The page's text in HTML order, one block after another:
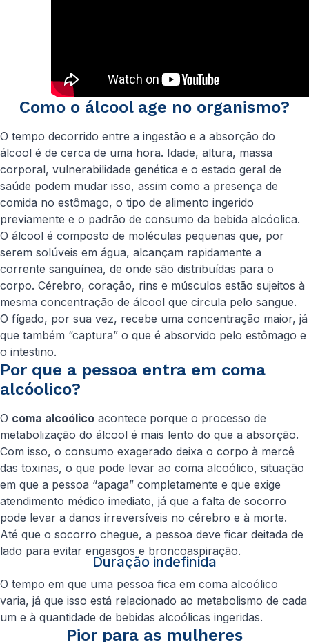
Como o álcool age no organismo?
O tempo decorrido entre a ingestão e a absorção do
álcool é de cerca de uma hora. Idade, altura, massa
corporal, vulnerabilidade genética e o estado geral de
saúde podem mudar isso, assim como a presença de
comida no estômago, o tipo de alimento ingerido
previamente e o padrão de consumo da bebida alcóolica.
O álcool é composto de moléculas pequenas que, por
serem solúveis em água, alcançam rapidamente a
corrente sanguínea, de onde são distribuídas para o
corpo. Cérebro, coração, rins e músculos estão sujeitos à
mesma concentração de álcool que circula pelo sangue.
O fígado, por sua vez, recebe uma concentração maior, já
que também “captura” o que é absorvido pelo estômago e
o intestino.
Por que a pessoa entra em coma
alcóolico?
O coma alcoólico acontece porque o processo de
metabolização do álcool é mais lento do que a absorção.
Com isso, o consumo exagerado deixa o corpo à mercê
das toxinas, o que pode levar ao coma alcoólico, situação
em que a pessoa “apaga” completamente e que exige
atendimento médico imediato, já que a falta de socorro
pode levar a danos irreversíveis no cérebro e à morte.
Até que o socorro chegue, a pessoa deve ficar deitada de
lado para evitar engasgos e broncoaspiração.
Duração indefinida
O tempo em que uma pessoa fica em coma alcoólico
varia, já que isso está relacionado ao metabolismo de cada
um e à quantidade de bebidas alcoólicas ingeridas.
Pior para as mulheres